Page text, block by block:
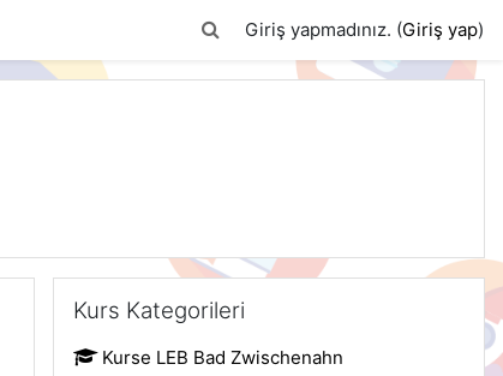
Arama girişini değiştir
Giriş yapmadınız. (Giriş yap)
Kurs Kategorileri
Kurse LEB Bad Zwischenahn